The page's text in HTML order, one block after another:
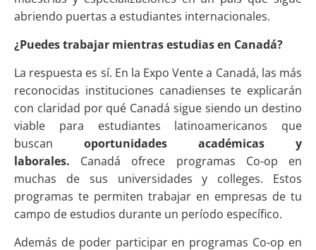
abriendo puertas a estudiantes internacionales.
¿Puedes trabajar mientras estudias en Canadá?
La respuesta es sí. En la Expo Vente a Canadá, las más
reconocidas instituciones canadienses te explicarán
con claridad por qué Canadá sigue siendo un destino
viable para estudiantes latinoamericanos que
buscan oportunidades académicas y
laborales. Canadá ofrece programas Co-op en
muchas de sus universidades y colleges. Estos
programas te permiten trabajar en empresas de tu
campo de estudios durante un período específico.
Además de poder participar en programas Co-op en